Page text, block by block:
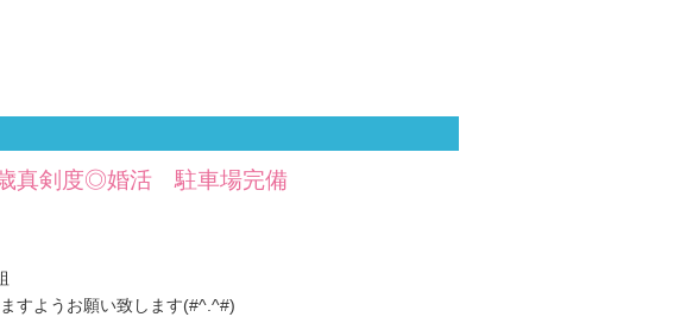
真剣度◎婚活 駐車場完備
すようお願い致します(#^.^#)